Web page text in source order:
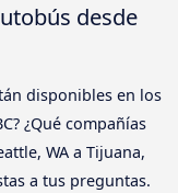
desde
disponibles en los
¿Qué compañías
WA a Tijuana,
a tus preguntas.